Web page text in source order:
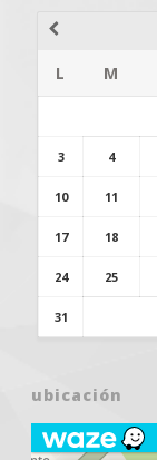
L M
3 4
10 11
17 18
24 25
31
ubicación